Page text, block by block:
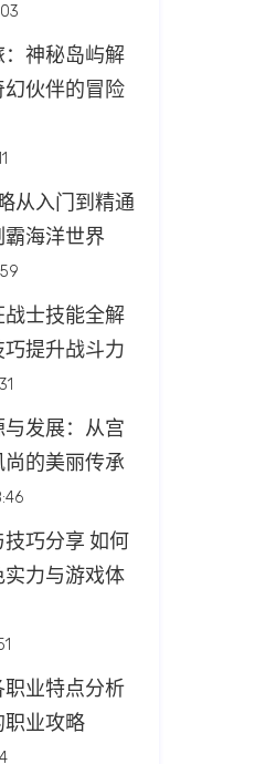
神秘岛屿解
伙伴的冒险
从入门到精通
海洋世界
士技能全解
提升战斗力
发展：从宫
的美丽传承
巧分享 如何
力与游戏体
业特点分析
业攻略